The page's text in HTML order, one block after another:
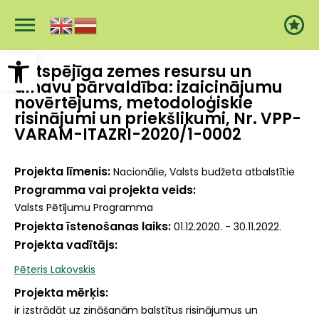
Open toolbar
galveno
Ilgtspējīga zemes resursu un
ainavu pārvaldība: izaicinājumu
novērtējums, metodoloģiskie
risinājumi un priekšlikumi, Nr. VPP-
VARAM-ITAZRI-2020/1-0002
Projekta līmenis Nacionālie, Valsts budžeta atbalstītie
Programma vai projekta veids
Valsts Pētījumu Programma
Projekta īstenošanas laiks 01.12.2020. - 30.11.2022.
Projekta vadītājs
Pēteris Lakovskis
Projekta mērķis
ir izstrādāt uz zināšanām balstītus risinājumus un